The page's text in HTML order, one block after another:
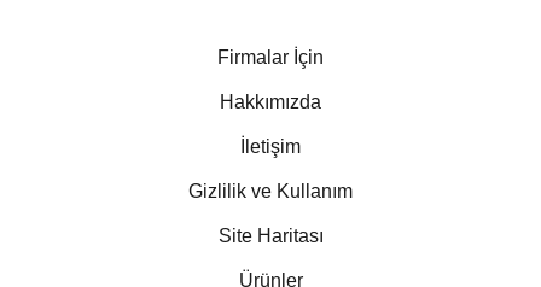
Firmalar İçin
Hakkımızda
İletişim
Gizlilik ve Kullanım
Site Haritası
Ürünler